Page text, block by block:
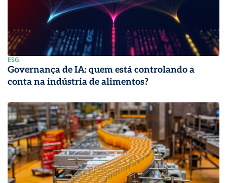
ESG
Governança de IA: quem está controlando a
conta na indústria de alimentos?